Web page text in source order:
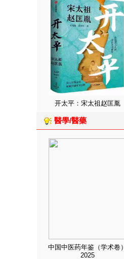
开太平：宋太祖赵匡胤
醫學/醫藥
中国中医药年鉴（学术卷）
2025